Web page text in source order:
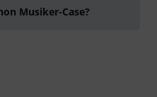
Musiker-Case?